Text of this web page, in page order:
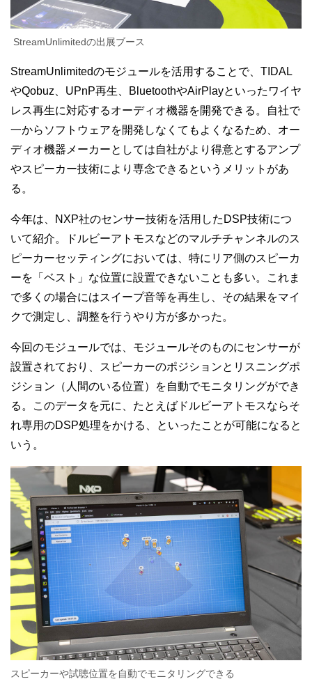
StreamUnlimitedの出展ブース
StreamUnlimitedのモジュールを活用することで、TIDAL
やQobuz、UPnP再生、BluetoothやAirPlayといったワイヤ
レス再生に対応するオーディオ機器を開発できる。
自社で
一からソフトウェアを開発しなくてもよくなるため、オー
ディオ機器メーカーとしては自社がより得意とするアンプ
やスピーカー技術により専念できるというメリットがあ
る。
今年は、NXP社のセンサー技術を活用したDSP技術につ
いて紹介。ドルビーアトモスなどのマルチチャンネルのス
ピーカーセッティングにおいては、特にリア側のスピーカ
ーを「ベスト」な位置に設置できないことも多い。これま
で多くの場合にはスイープ音等を再生し、その結果をマイ
クで測定し、調整を行うやり方が多かった。
今回のモジュールでは、モジュールそのものにセンサーが
設置されており、スピーカーのポジションとリスニングポ
ジション（人間のいる位置）を自動でモニタリングができ
る。このデータを元に、たとえばドルビーアトモスならそ
れ専用のDSP処理をかける、といったことが可能になると
いう。
スピーカーや試聴位置を自動でモニタリングできる